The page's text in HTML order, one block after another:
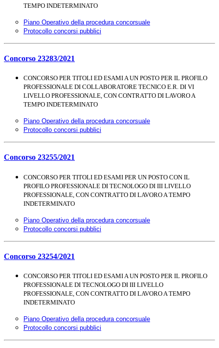
TEMPO INDETERMINATO
Piano Operativo della procedura concorsuale
Protocollo concorsi pubblici
Concorso 23283/2021
CONCORSO PER TITOLI ED ESAMI A UN POSTO PER IL PROFILO
PROFESSIONALE DI COLLABORATORE TECNICO E.R. DI VI
LIVELLO PROFESSIONALE, CON CONTRATTO DI LAVORO A
TEMPO INDETERMINATO
Piano Operativo della procedura concorsuale
Protocollo concorsi pubblici
Concorso 23255/2021
CONCORSO PER TITOLI ED ESAMI PER UN POSTO CON IL
PROFILO PROFESSIONALE DI TECNOLOGO DI III LIVELLO
PROFESSIONALE, CON CONTRATTO DI LAVORO A TEMPO
INDETERMINATO
Piano Operativo della procedura concorsuale
Protocollo concorsi pubblici
Concorso 23254/2021
CONCORSO PER TITOLI ED ESAMI A UN POSTO PER IL PROFILO
PROFESSIONALE DI TECNOLOGO DI III LIVELLO
PROFESSIONALE, CON CONTRATTO DI LAVORO A TEMPO
INDETERMINATO
Piano Operativo della procedura concorsuale
Protocollo concorsi pubblici